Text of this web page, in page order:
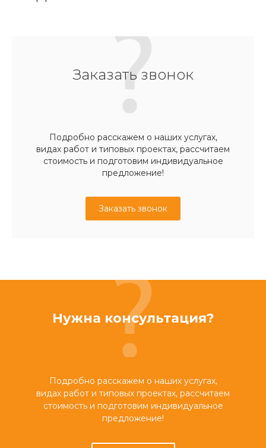
Заказать звонок
Подробно расскажем о наших услугах,
видах работ и типовых проектах, рассчитаем
стоимость и подготовим индивидуальное
предложение!
Заказать звонок
Нужна консультация?
Подробно расскажем о наших услугах,
видах работ и типовых проектах, рассчитаем
стоимость и подготовим индивидуальное
предложение!